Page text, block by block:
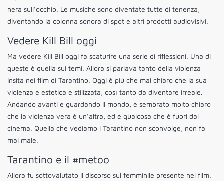
nera sull’occhio. Le musiche sono diventate tutte di tenenza,
diventando la colonna sonora di spot e altri prodotti audiovisivi.
Vedere Kill Bill oggi
Ma vedere Kill Bill oggi fa scaturire una serie di riflessioni. Una di
queste è quella sui temi. Allora si parlava tanto della violenza
insita nei film di Tarantino. Oggi è più che mai chiaro che la sua
violenza è estetica e stilizzata, così tanto da diventare irreale.
Andando avanti e guardando il mondo, è sembrato molto chiaro
che la violenza vera è un’altra, ed è qualcosa che è fuori dal
cinema. Quella che vediamo i Tarantino non sconvolge, non fa
mai male.
Tarantino e il #metoo
Allora fu sottovalutato il discorso sul femminile presente nel film.